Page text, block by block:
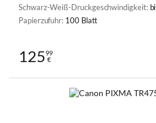
Schwarz-Weiß-Druckgeschwindigkeit:
Papierzufuhr: 100 Blatt
12599
€